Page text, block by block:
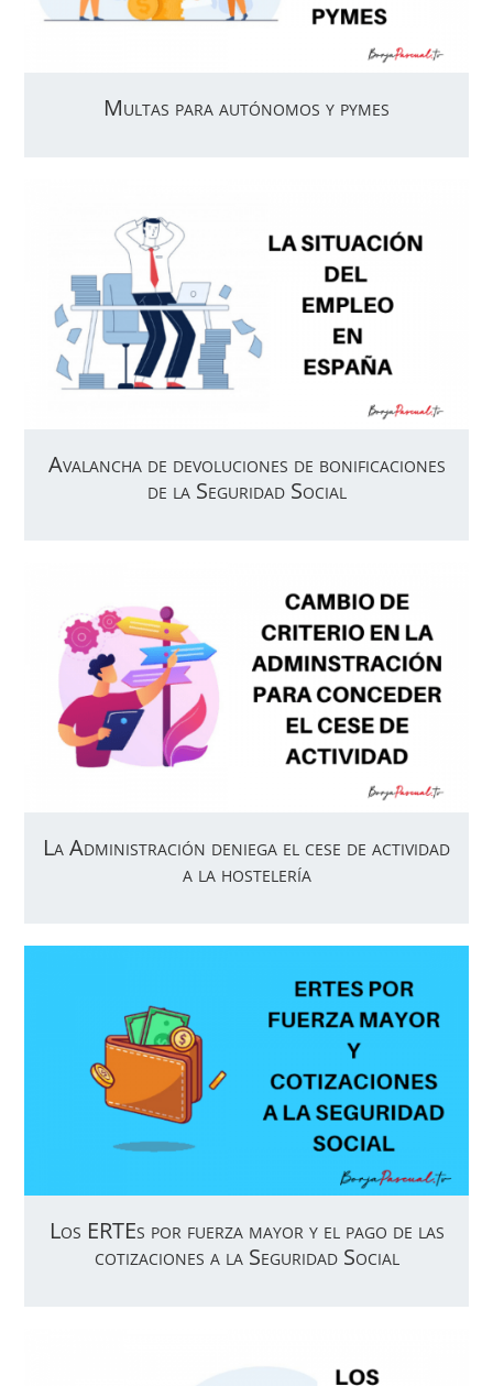
Multas para autónomos y pymes
Avalancha de devoluciones de bonificaciones
de la Seguridad Social
La Administración deniega el cese de actividad
a la hostelería
Los ERTEs por fuerza mayor y el pago de las
cotizaciones a la Seguridad Social